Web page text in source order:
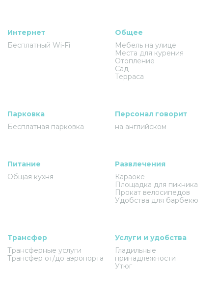
Интернет
Бесплатный Wi-Fi
Общее
Мебель на улице
Места для курения
Отопление
Сад
Терраса
Парковка
Бесплатная парковка
Персонал говорит
на английском
Питание
Общая кухня
Развлечения
Караоке
Площадка для пикника
Прокат велосипедов
Удобства для барбекю
Трансфер
Трансферные услуги
Трансфер от/до аэропорта
Услуги и удобства
Гладильные
принадлежности
Утюг